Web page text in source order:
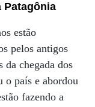
Patagônia
estão
pelos antigos
da chegada dos
país e abordou
fazendo a